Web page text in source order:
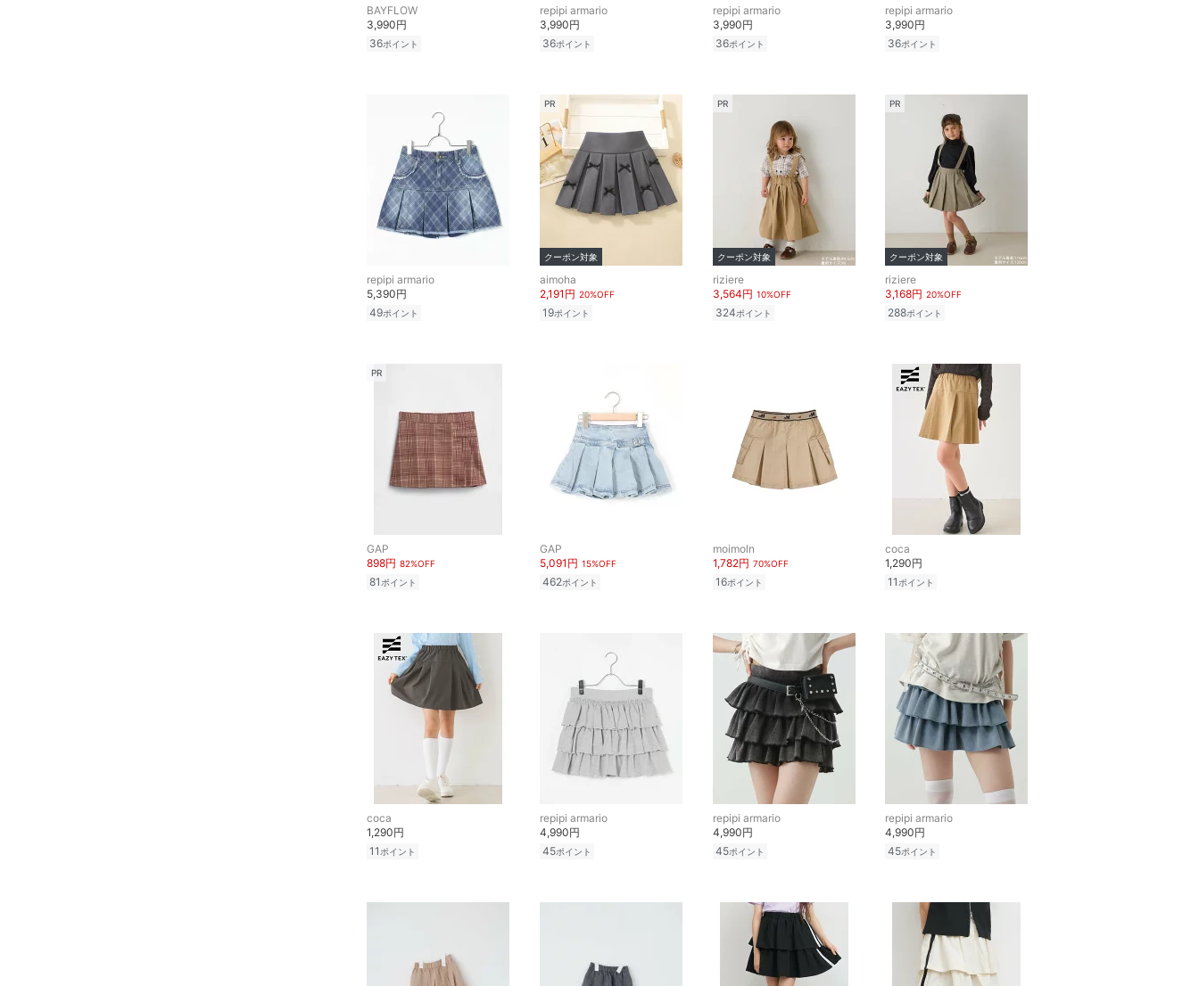
BAYFLOW
3,990円
36ポイント
repipi armario
3,990円
36ポイント
repipi armario
3,990円
36ポイント
repipi armario
3,990円
36ポイント
repipi armario
5,390円
49ポイント
PR
クーポン対象
aimoha
2,191円 20%OFF
19ポイント
PR
クーポン対象
riziere
3,564円 10%OFF
324ポイント
PR
クーポン対象
riziere
3,168円 20%OFF
288ポイント
PR
GAP
898円 82%OFF
81 ポイント
GAP
5,091円 15%OFF
462ポイント
moimoln
1,782円 70%OFF
16ポイント
coca
1,290円
11ポイント
coca
1,290円
11 ポイント
repipi armario
4,990円
45ポイント
repipi armario
4,990円
45ポイント
repipi armario
4,990円
45ポイント